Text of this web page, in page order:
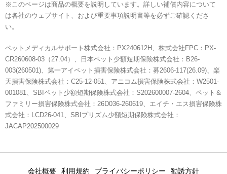
※このページは商品の概要を説明しています。詳しい補償内容について
は各社のウェブサイト、および重要事項説明書等を必ずご確認くださ
い。
ペットメディカルサポート株式会社：PX240612H、株式会社FPC：PX-
CR260608-03（27.04）、日本ペット少額短期保険株式会社：B26-
003(260501)、第一アイペット損害保険株式会社：募2606-117(26.09)、楽
天損害保険株式会社：C25-12-051、アニコム損害保険株式会社：W2501-
001081、SBIペット少額短期保険株式会社：S202600007-2604、ペット＆
ファミリー損害保険株式会社：26D036-260619、エイチ・エス損害保険株
式会社：LCD26-041、SBIプリズム少額短期保険株式会社：
JACAP202500029
会社概要 利用規約 プライバシーポリシー 勧誘方針